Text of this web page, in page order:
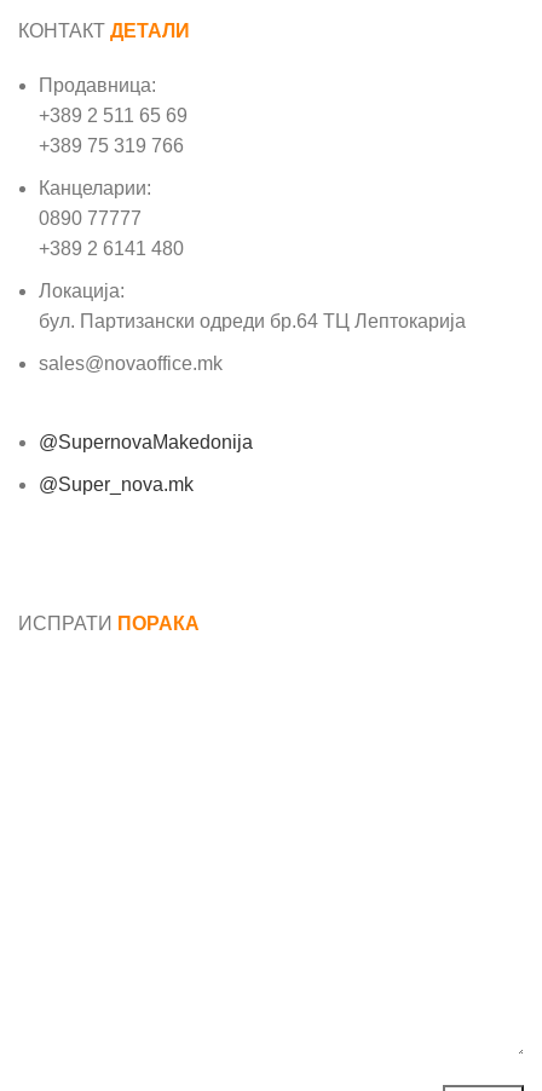
КОНТАКТ ДЕТАЛИ
Продавница:
+389 2 511 65 69
+389 75 319 766
Канцеларии:
0890 77777
+389 2 6141 480
Локација:
бул. Партизански одреди бр.64 ТЦ Лептокарија
sales@novaoffice.mk
@SupernovaMakedonija
@Super_nova.mk
ИСПРАТИ ПОРАКА